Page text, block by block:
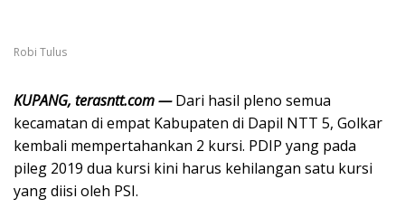
Robi Tulus
KUPANG, terasntt.com —Dari hasil pleno semua
kecamatan di empat Kabupaten di Dapil NTT 5, Golkar
kembali mempertahankan 2 kursi. PDIP yang pada
pileg 2019 dua kursi kini harus kehilangan satu kursi
yang diisi oleh PSI.